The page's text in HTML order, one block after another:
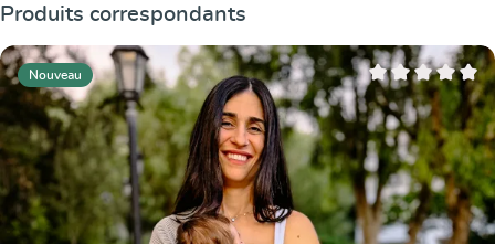
Ignorer la galerie de produits
Produits correspondants
Nouveau
Note moyenne